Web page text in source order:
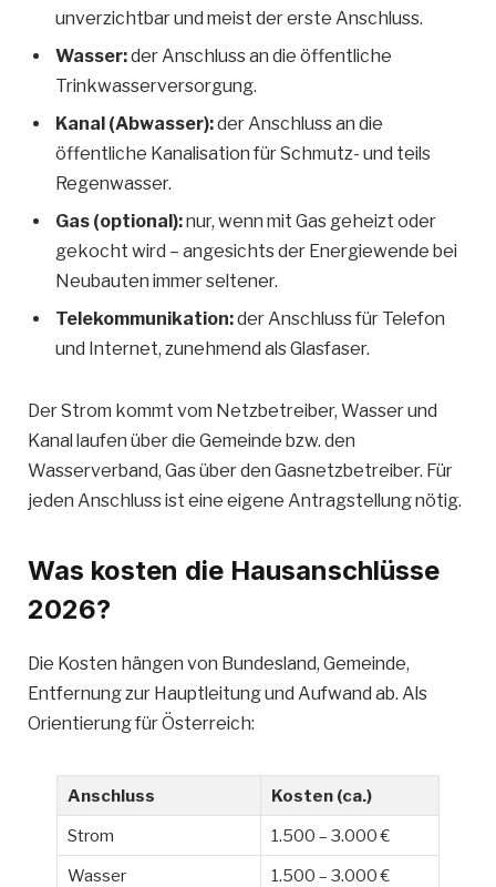
unverzichtbar und meist der erste Anschluss.
Wasser:der Anschluss an die öffentliche
Trinkwasserversorgung.
Kanal (Abwasser):der Anschluss an die
öffentliche Kanalisation für Schmutz- und teils
Regenwasser.
Gas (optional):nur, wenn mit Gas geheizt oder
gekocht wird – angesichts der Energiewende bei
Neubauten immer seltener.
Telekommunikation:der Anschluss für Telefon
und Internet, zunehmend als Glasfaser.
Der Strom kommt vom Netzbetreiber, Wasser und
Kanal laufen über die Gemeinde bzw. den
Wasserverband, Gas über den Gasnetzbetreiber. Für
jeden Anschluss ist eine eigene Antragstellung nötig.
Was kosten die Hausanschlüsse
2026?
Die Kosten hängen von Bundesland, Gemeinde,
Entfernung zur Hauptleitung und Aufwand ab. Als
Orientierung für Österreich:
Anschluss
Kosten (ca.)
Strom
1.500 – 3.000 €
Wasser
1.500 – 3.000 €